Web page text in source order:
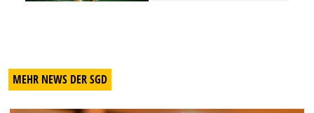
MEHR NEWS DER SGD